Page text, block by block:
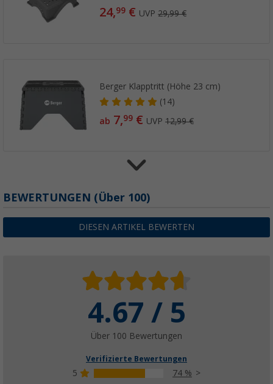
24,99 € UVP29,99 €
Berger Klapptritt (Höhe 23 cm)
(14)
ab 7,99 € UVP12,99 €
Berger Stützplatten für Trittstufen 4er-Set
4, 99€UVP9,50 €
HABA Darwin Doppeltrittstufe 650 x 415 x
(56)
59, 99€UVP74,99 €
BEWERTUNGEN (Über 100)
DIESEN ARTIKEL BEWERTEN
4.67 / 5
Über 100 Bewertungen
Verifizierte Bewertungen
5
74 %